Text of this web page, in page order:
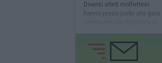
Diversi atleti molfettesi
hanno preso parte alla gara